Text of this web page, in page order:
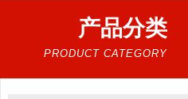
产品分类
PRODUCT CATEGORY